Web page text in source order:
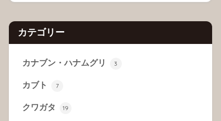
カテゴリー
カナブン・ハナムグリ 3
カブト 7
クワガタ 19